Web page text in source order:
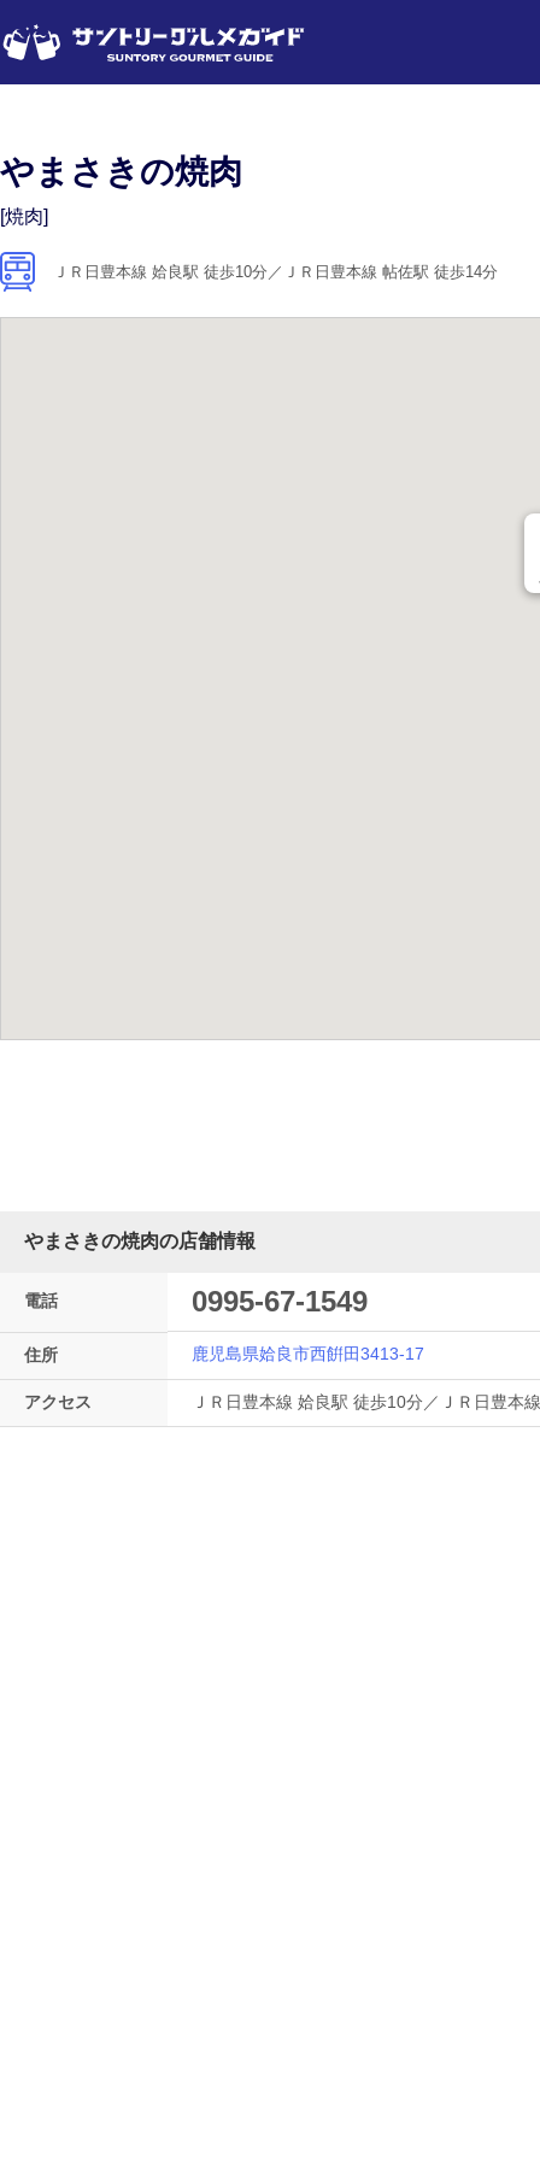
やまさきの焼肉
[焼肉]
ＪＲ日豊本線 姶良駅 徒歩10分／ＪＲ日豊本線 帖佐駅 徒歩14分
やまさきの焼肉の店舗情報
電話 0995-67-1549
住所 鹿児島県姶良市西餠田3413-17
アクセス ＪＲ日豊本線 姶良駅 徒歩10分／ＪＲ日豊本